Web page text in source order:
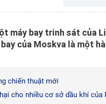
máy bay trinh sát của
của Moskva là một
chiến thuật mới
cho nhiều cơ sở dầu khí của